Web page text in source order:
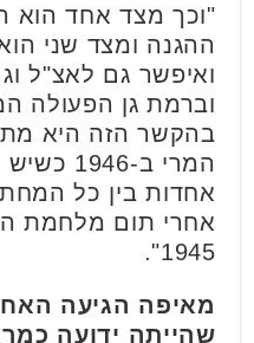
"וכך מצד אחד הוא
ההגנה ומצד שני
ואיפשר גם לאצ"ל
וברמת גן הפעולה
בהקשר הזה היא
אחדות בין כל
אחרי תום מלחמת
1945".
מאיפה הגיעה
שהייתה ידועה